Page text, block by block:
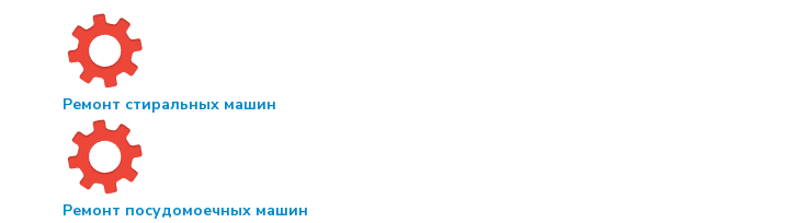
Ремонт стиральных машин
Ремонт посудомоечных машин